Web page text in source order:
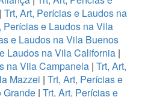
Trt, Art, Perícias e Laudos na
Perícias e Laudos na Vila
e Laudos na Vila Buenos
Laudos na Vila California |
na Vila Campanela| Trt, Art,
Mazzei | Trt, Art, Perícias e
Grande| Trt, Art, Perícias e